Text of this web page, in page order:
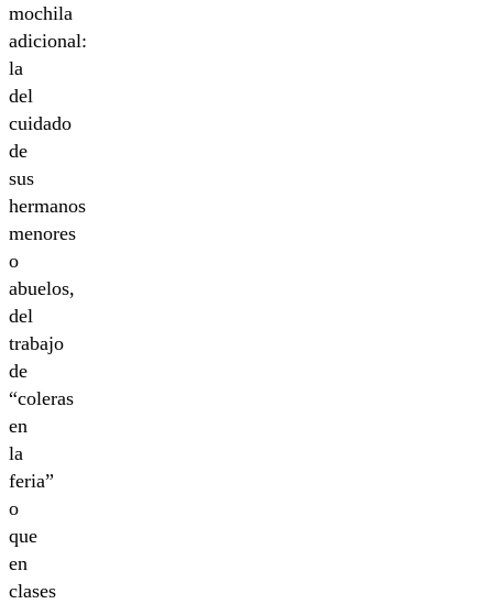
mochila
adicional:
la
del
cuidado
de
sus
hermanos
menores
o
abuelos,
del
trabajo
de
“coleras
en
la
feria”
o
que
en
clases